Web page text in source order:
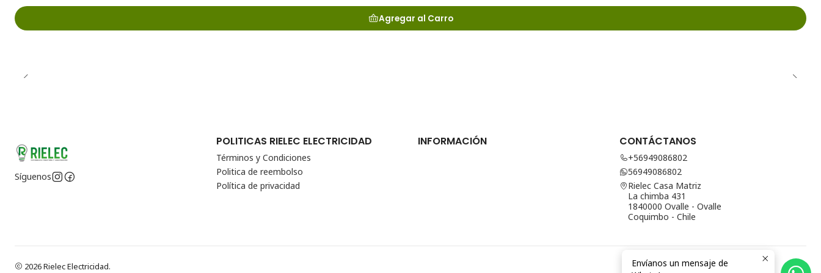
Agregar al Carro
Síguenos
POLITICAS RIELEC ELECTRICIDAD
Términos y Condiciones
Politica de reembolso
Política de privacidad
INFORMACIÓN CONTÁCTANOS
+56949086802
56949086802
Rielec Casa Matriz
La chimba 431
1840000 Ovalle - Ovalle
Coquimbo - Chile
2026 Rielec Electricidad.
Envíanos un mensaje de